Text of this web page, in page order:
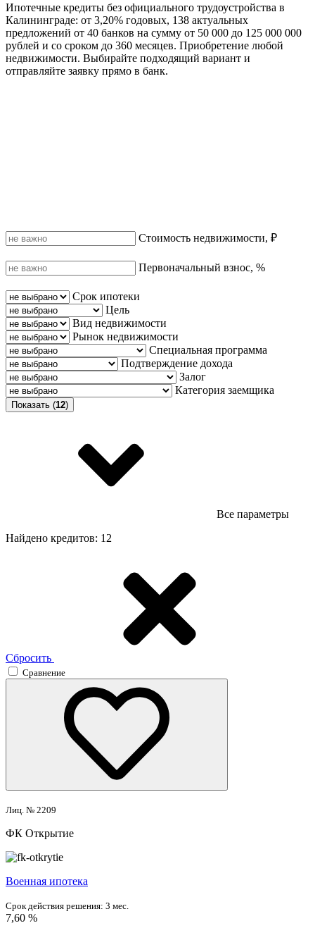
Ипотечные кредиты без официального трудоустройства в
Калининграде: от 3,20% годовых, 138 актуальных
предложений от 40 банков на сумму от 50 000 до 125 000 000
рублей и со сроком до 360 месяцев. Приобретение любой
недвижимости. Выбирайте подходящий вариант и
отправляйте заявку прямо в банк.
Стоимость недвижимости, ₽
Первоначальный взнос, %
Срок ипотеки
Цель
Вид недвижимости
Рынок недвижимости
Специальная программа
Подтверждение дохода
Залог
Категория заемщика
Показать (12)
Все параметры
Найдено кредитов: 12
Сбросить
Сравнение
Лиц. № 2209
ФК Открытие
Военная ипотека
Срок действия решения: 3 мес.
7,60 %